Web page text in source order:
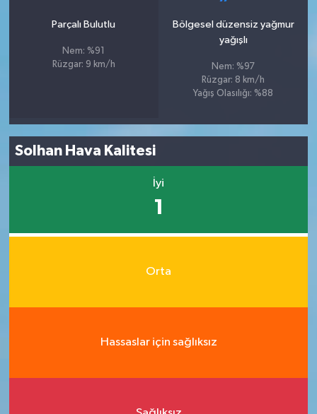
Parçalı Bulutlu
Nem: %91
Rüzgar: 9 km/h
Bölgesel düzensiz yağmur
yağışlı
Nem: %97
Rüzgar: 8 km/h
Yağış Olasılığı: %88
Solhan Hava Kalitesi
İyi
1
Orta
Hassaslar için sağlıksız